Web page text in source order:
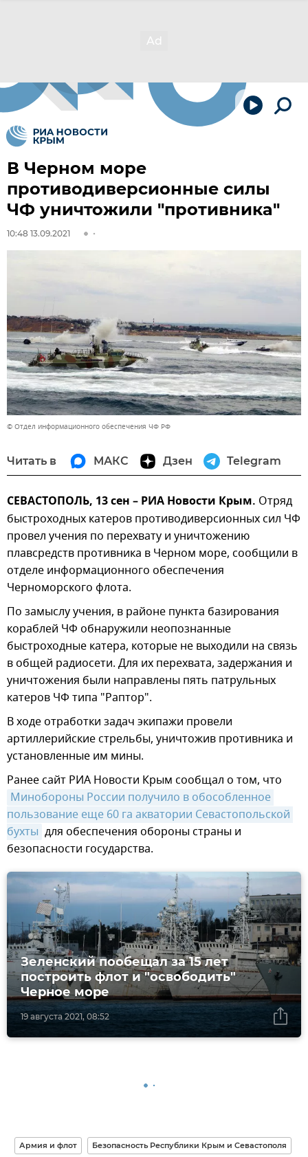
В Черном море
противодиверсионные силы
ЧФ уничтожили "противника"
10:48 13.09.2021
© Отдел информационного обеспечения ЧФ РФ
Читать в МАКС Дзен Telegram
СЕВАСТОПОЛЬ, 13 сен – РИА Новости Крым. Отряд
быстроходных катеров противодиверсионных сил ЧФ
провел учения по перехвату и уничтожению
плавсредств противника в Черном море, сообщили в
отделе информационного обеспечения
Черноморского флота.
По замыслу учения, в районе пункта базирования
кораблей ЧФ обнаружили неопознанные
быстроходные катера, которые не выходили на связь
в общей радиосети. Для их перехвата, задержания и
уничтожения были направлены пять патрульных
катеров ЧФ типа "Раптор".
В ходе отработки задач экипажи провели
артиллерийские стрельбы, уничтожив противника и
установленные им мины.
Ранее сайт РИА Новости Крым сообщал о том, что
Минобороны России получило в обособленное
пользование еще 60 га акватории Севастопольской
бухты для обеспечения обороны страны и
безопасности государства.
19 августа 2021, 08:52
Зеленский пообещал за 15 лет
построить флот и "освободить"
Черное море
Армия и флот Безопасность Республики Крым и Севастополя